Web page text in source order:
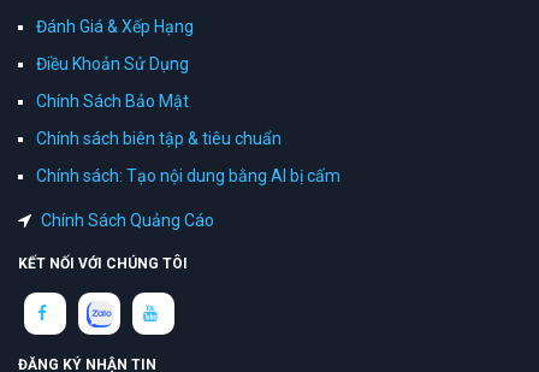
Đánh Giá & Xếp Hạng
Điều Khoản Sử Dụng
Chính Sách Bảo Mật
Chính sách biên tập & tiêu chuẩn
Chính sách: Tạo nội dung bằng AI bị cấm
Chính Sách Quảng Cáo
KẾT NỐI VỚI CHÚNG TÔI
ĐĂNG KÝ NHẬN TIN